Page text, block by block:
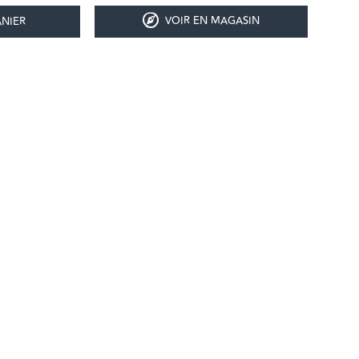
VOIR EN MAGASIN